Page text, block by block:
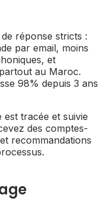
réponse stricts :
par email, moins
et
au Maroc.
98% depuis 3 ans
tracée et suivie
des comptes-
recommandations